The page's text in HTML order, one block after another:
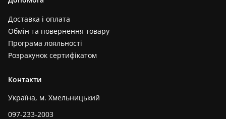
Доставка і оплата
Обмін та повернення товару
Програма лояльності
Розрахунок сертифікатом
Контакти
Україна, м. Хмельницький
097-233-2003